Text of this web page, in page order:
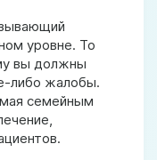
уровне. То
вы должны
либо жалобы.
семейным